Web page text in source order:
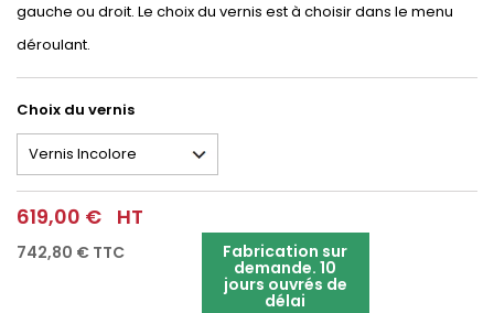
gauche ou droit. Le choix du vernis est à choisir dans le menu
déroulant.
Choix du vernis
619,00 € HT
742,80 € TTC Fabrication sur
demande. 10
jours ouvrés de
délai